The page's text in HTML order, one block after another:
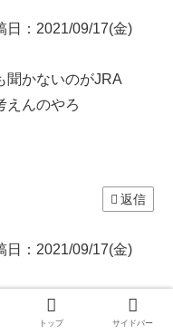
日：2021/09/17(金)
聞かないのがJRA
えんのやろ
返信
日：2021/09/17(金)
かないのがJRA
んのやろ
トップ サイドバー